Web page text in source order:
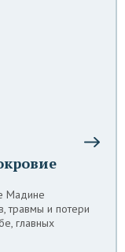
Мадине
травмы и потери
главных